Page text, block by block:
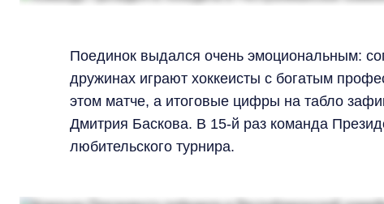
Поединок выдался очень эмоциональным:
дружинах играют хоккеисты с богатым
этом матче, а итоговые цифры на табло
Дмитрия Баскова. В 15-й раз команда
любительского турнира.